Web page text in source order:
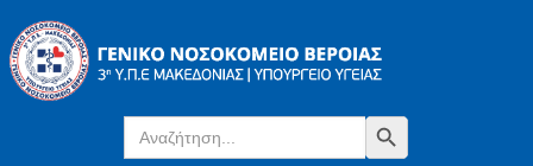
Search
for:
Search Button